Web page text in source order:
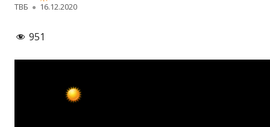
Автор
ТВБ Опубликовано
16.12.2020
951